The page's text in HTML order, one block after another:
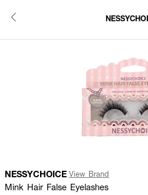
NESSYCHOICE View Brand
Mink Hair False Eyelashes